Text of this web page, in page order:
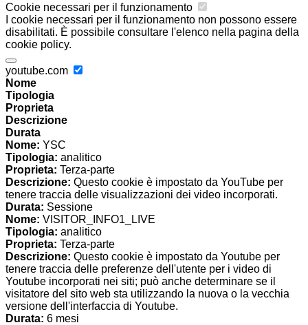
Cookie necessari per il funzionamento
I cookie necessari per il funzionamento non possono essere
disabilitati. È possibile consultare l'elenco nella pagina della
cookie policy.
youtube.com
Nome
Tipologia
Proprieta
Descrizione
Durata
Nome: YSC
Tipologia: analitico
Proprieta: Terza-parte
Descrizione: Questo cookie è impostato da YouTube per
tenere traccia delle visualizzazioni dei video incorporati.
Durata: Sessione
Nome: VISITOR_INFO1_LIVE
Tipologia: analitico
Proprieta: Terza-parte
Descrizione: Questo cookie è impostato da Youtube per
tenere traccia delle preferenze dell'utente per i video di
Youtube incorporati nei siti; può anche determinare se il
visitatore del sito web sta utilizzando la nuova o la vecchia
versione dell'interfaccia di Youtube.
Durata: 6 mesi